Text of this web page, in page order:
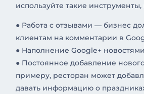
используйте такие инструменты,
● Работа с отзывами — бизнес
клиентам на комментарии в
● Наполнение Google+
● Постоянное добавление
примеру, ресторан может
давать информацию о